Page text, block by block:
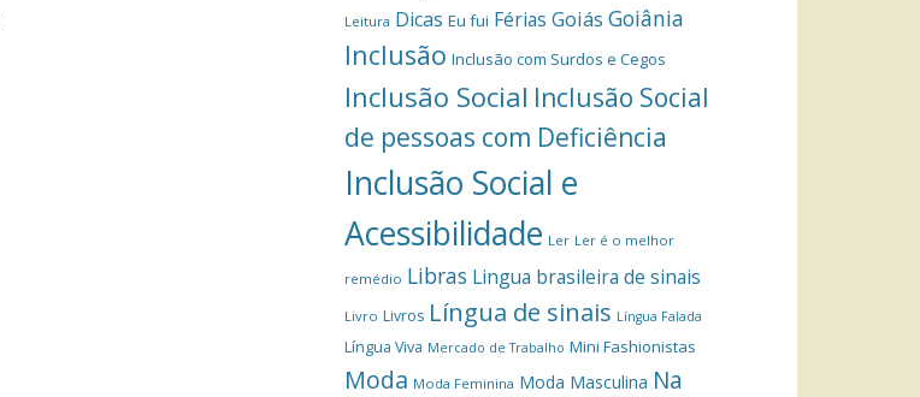
Leitura Dicas Eu fui Férias Goiás Goiânia
Inclusão Inclusão com Surdos e Cegos
Inclusão Social Inclusão Social
de pessoas com Deficiência
Inclusão Social e
Acessibilidade Ler Ler é o melhor
remédio Libras Lingua brasileira de sinais
Livro Livros Língua de sinais Língua Falada
Língua Viva Mercado de Trabalho Mini Fashionistas
Moda Moda Feminina Moda Masculina Na